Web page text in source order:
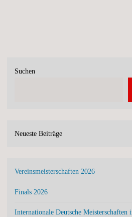
Suchen
Neueste Beiträge
Vereinsmeisterschaften 2026
Finals 2026
Internationale Deutsche Meisterschaften